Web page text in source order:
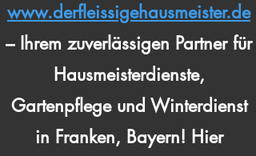
www.derfleissigehausmeister.de
– Ihrem zuverlässigen Partner für
Hausmeisterdienste,
Gartenpflege und Winterdienst
in Franken, Bayern! Hier